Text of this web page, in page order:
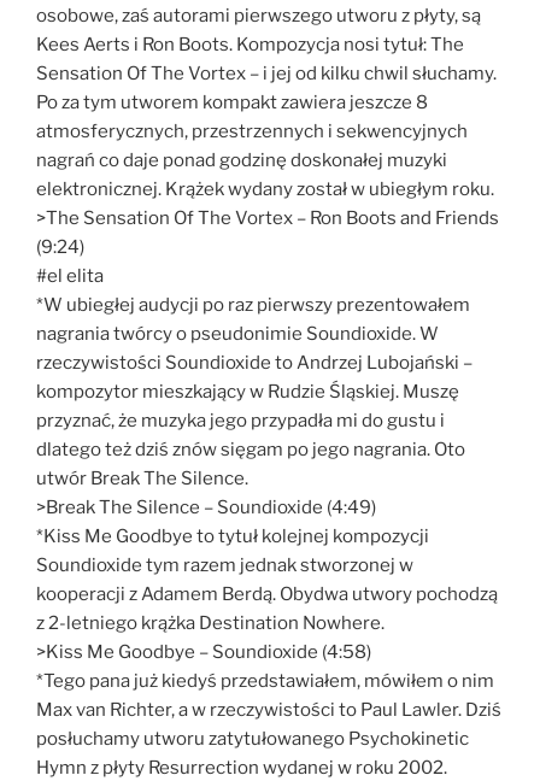
osobowe, zaś autorami pierwszego utworu z płyty, są
Kees Aerts i Ron Boots. Kompozycja nosi tytuł: The
Sensation Of The Vortex – i jej od kilku chwil słuchamy.
Po za tym utworem kompakt zawiera jeszcze 8
atmosferycznych, przestrzennych i sekwencyjnych
nagrań co daje ponad godzinę doskonałej muzyki
elektronicznej. Krążek wydany został w ubiegłym roku.
>The Sensation Of The Vortex – Ron Boots and Friends
(9:24)
#el elita
*W ubiegłej audycji po raz pierwszy prezentowałem
nagrania twórcy o pseudonimie Soundioxide. W
rzeczywistości Soundioxide to Andrzej Lubojański –
kompozytor mieszkający w Rudzie Śląskiej. Muszę
przyznać, że muzyka jego przypadła mi do gustu i
dlatego też dziś znów sięgam po jego nagrania. Oto
utwór Break The Silence.
>Break The Silence – Soundioxide (4:49)
*Kiss Me Goodbye to tytuł kolejnej kompozycji
Soundioxide tym razem jednak stworzonej w
kooperacji z Adamem Berdą. Obydwa utwory pochodzą
z 2-letniego krążka Destination Nowhere.
>Kiss Me Goodbye – Soundioxide (4:58)
*Tego pana już kiedyś przedstawiałem, mówiłem o nim
Max van Richter, a w rzeczywistości to Paul Lawler. Dziś
posłuchamy utworu zatytułowanego Psychokinetic
Hymn z płyty Resurrection wydanej w roku 2002.